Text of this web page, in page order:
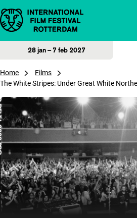
Direct naar inhoud
28 jan – 7 feb 2027
Home
Films
The White Stripes: Under Great White